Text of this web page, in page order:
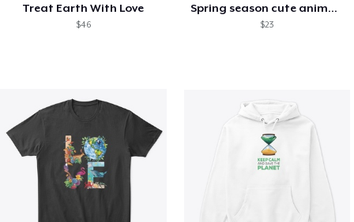
Treat Earth With Love
$46
Spring season cute animal kids tshirt
$23